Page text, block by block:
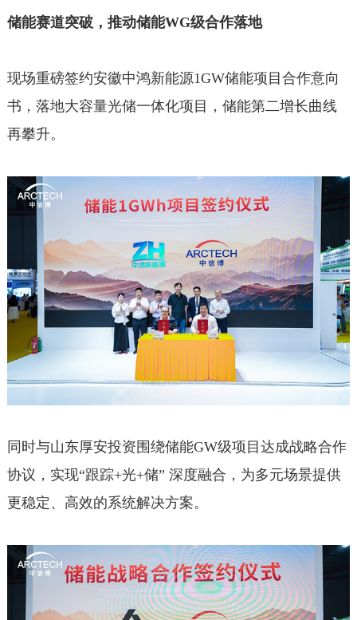
储能赛道突破，推动储能WG级合作落地
现场重磅签约安徽中鸿新能源1GW储能项目合作意向
书，落地大容量光储一体化项目，储能第二增长曲线
再攀升。
同时与山东厚安投资围绕储能GW级项目达成战略合作
协议，实现“跟踪+光+储” 深度融合，为多元场景提供
更稳定、高效的系统解决方案。